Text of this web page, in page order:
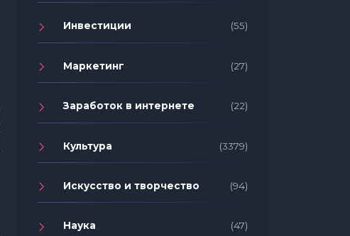
Инвестиции (55)
Маркетинг (27)
Заработок в интернете (22)
Культура (3379)
Искусство и творчество (94)
Наука (47)